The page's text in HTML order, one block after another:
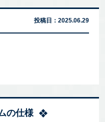
投稿日： 2025.06.29
の仕様